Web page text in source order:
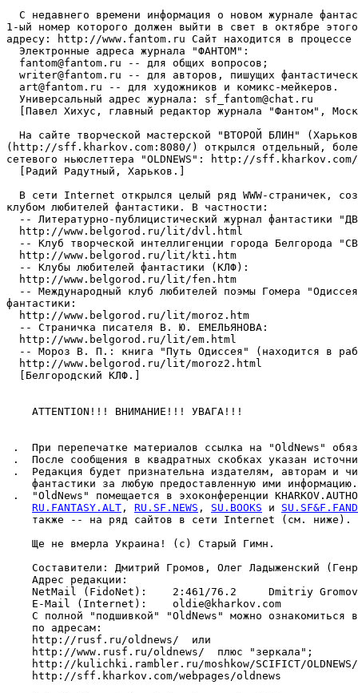
С недавнего времени информация о новом журнале
1-ый номер которого должен выйти в свет в октябре
адресу: http://www.fantom.ru Сайт находится в процессе
  Электронные адреса журнала "ФАНТОМ":
  fantom@fantom.ru -- для общих вопросов;
writer@fantom.ru -- для авторов, пишущих
  art@fantom.ru -- для художников и комикс-мейкеров.
  Универсальный адрес журнала: sf_fantom@chat.ru
[Павел Хихус, главный редактор журнала "Фантом",
На сайте творческой мастерской "ВТОРОЙ БЛИН"
(http://sff.kharkov.com:8080/) открылся отдельный,
сетевого ньюслеттера "OLDNEWS": http://sff.kharkov.com/
  [Радий Радутный, Харьков.]
В сети Internet открылся целый ряд WWW-страничек,
клубом любителей фантастики. В частности:
-- Литературно-публицистический журнал фантастики
  http://www.belgorod.ru/lit/dvl.html
-- Клуб творческой интеллигенции города Белгорода
  http://www.belgorod.ru/lit/kti.htm
  -- Клубы любителей фантастики (КЛФ):
  http://www.belgorod.ru/lit/fen.htm
-- Международный клуб любителей поэмы Гомера
фантастики:
  http://www.belgorod.ru/lit/moroz.htm
  -- Страничка писателя В. Ю. ЕМЕЛЬЯHОВА:
  http://www.belgorod.ru/lit/em.html
-- Мороз В. П.: книга "Путь Одиссея" (находится в
  http://www.belgorod.ru/lit/moroz2.html
  [Белгородский КЛФ.]
    ATTENTION!!! ВHИМАHИЕ!!! УВАГА!!!
.  При перепечатке материалов ссылка на "OldNews"
.  После сообщения в квадратных скобках указан
.  Редакция будет признательна издателям, авторам и
    фантастики за любую предоставленную ими информацию.
.  "OldNews" помещается в эхоконференции
RU.FANTASY.ALT , RU.SF.NEWS , SU.BOOKS и
    также -- на ряд сайтов в сети Internet (см. ниже).
    Ще не вмерла Украина! (с) Старый Гимн.
Составители: Дмитрий Громов, Олег Ладыженский
    Адрес редакции:
    NetMail (FidoNet):    2:461/76.2     Dmitriy Gromov
    E-Mail (Internet):    oldie@kharkov.com
С полной "подшивкой" "OldNews" можно ознакомиться
    по адресам:
    http://rusf.ru/oldnews/  или
    http://www.rusf.ru/oldnews/  плюс "зеркала";
http://kulichki.rambler.ru/moshkow/SCIFICT/
    http://sff.kharkov.com/webpages/oldnews